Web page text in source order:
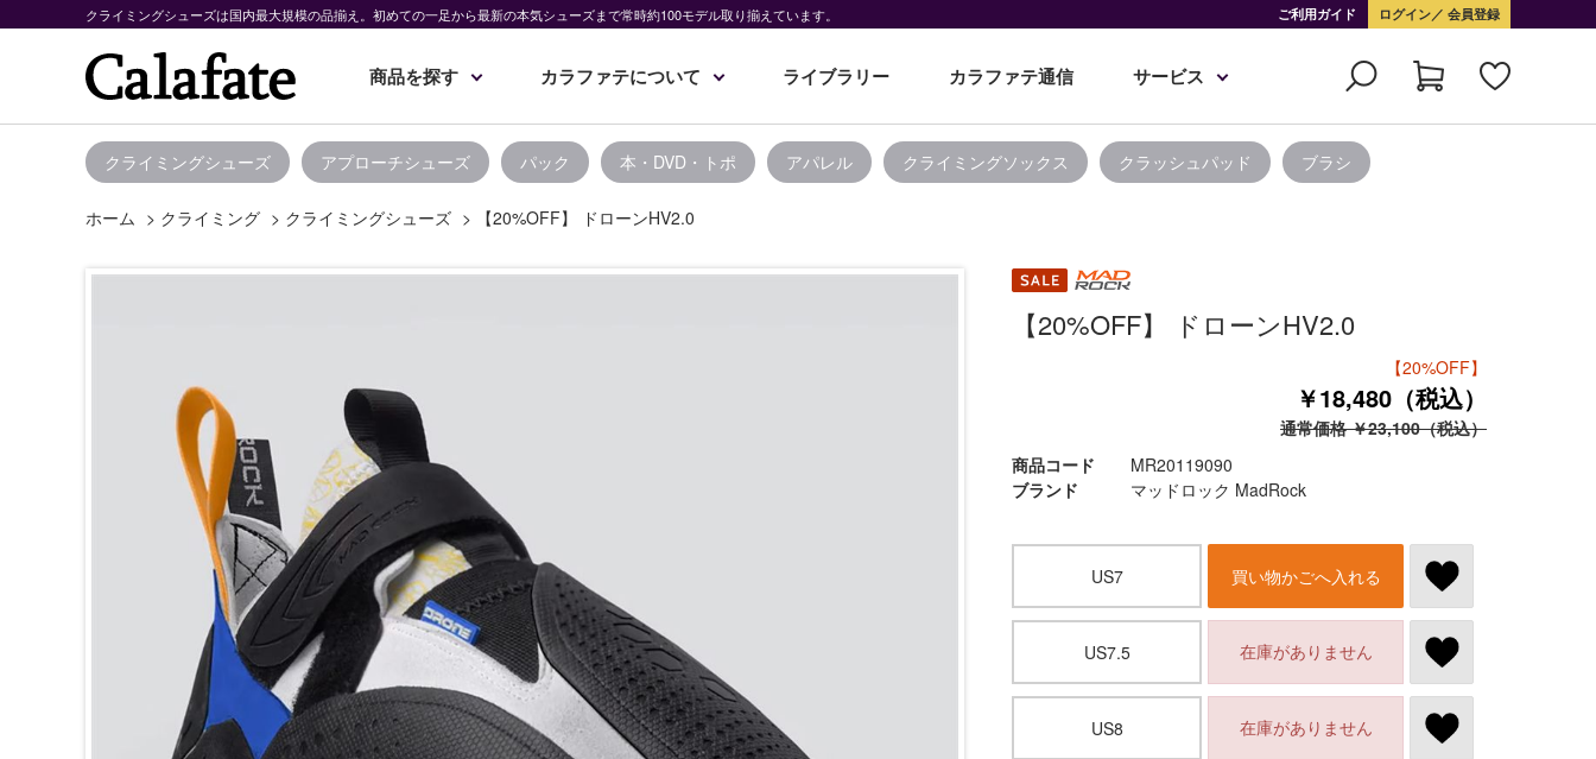
クライミングシューズは国内最大規模の品揃え。初めての一足から最新の本気シューズまで常時約100モデル取り揃えています。 ご利用ガイド ログイン 会員登録
商品を探す カラファテについて ライブラリー カラファテ通信 サービス
クライミングシューズ アプローチシューズ パック 本・DVD・トポ アパレル クライミングソックス クラッシュパッド ブラシ
ホーム > クライミング > クライミングシューズ > 【20%OFF】 ドローンHV2.0
【20%OFF】 ドローンHV2.0
【20%OFF】
￥18,480（税込）
通常価格 ￥23,100（税込）
商品コード
MR20119090
ブランド
マッドロック MadRock
US7 買い物かごへ入れる
US7.5 在庫がありません
US8 在庫がありません